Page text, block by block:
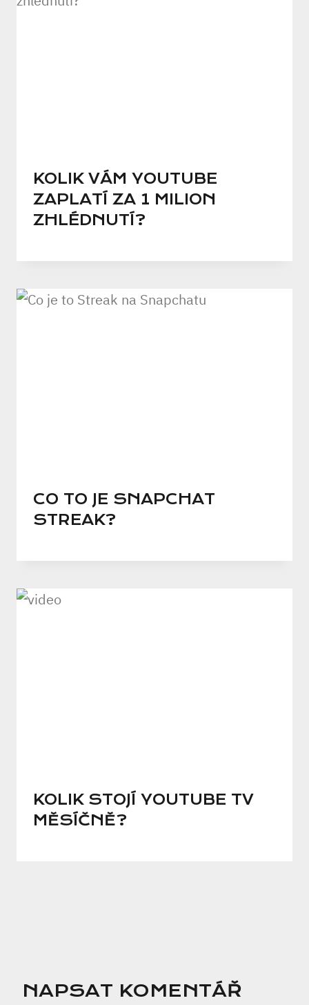
KOLIK VÁM YOUTUBE
ZAPLATÍ ZA 1 MILION
ZHLÉDNUTÍ?
CO TO JE SNAPCHAT
STREAK?
KOLIK STOJÍ YOUTUBE TV
MĚSÍČNĚ?
NAPSAT KOMENTÁŘ